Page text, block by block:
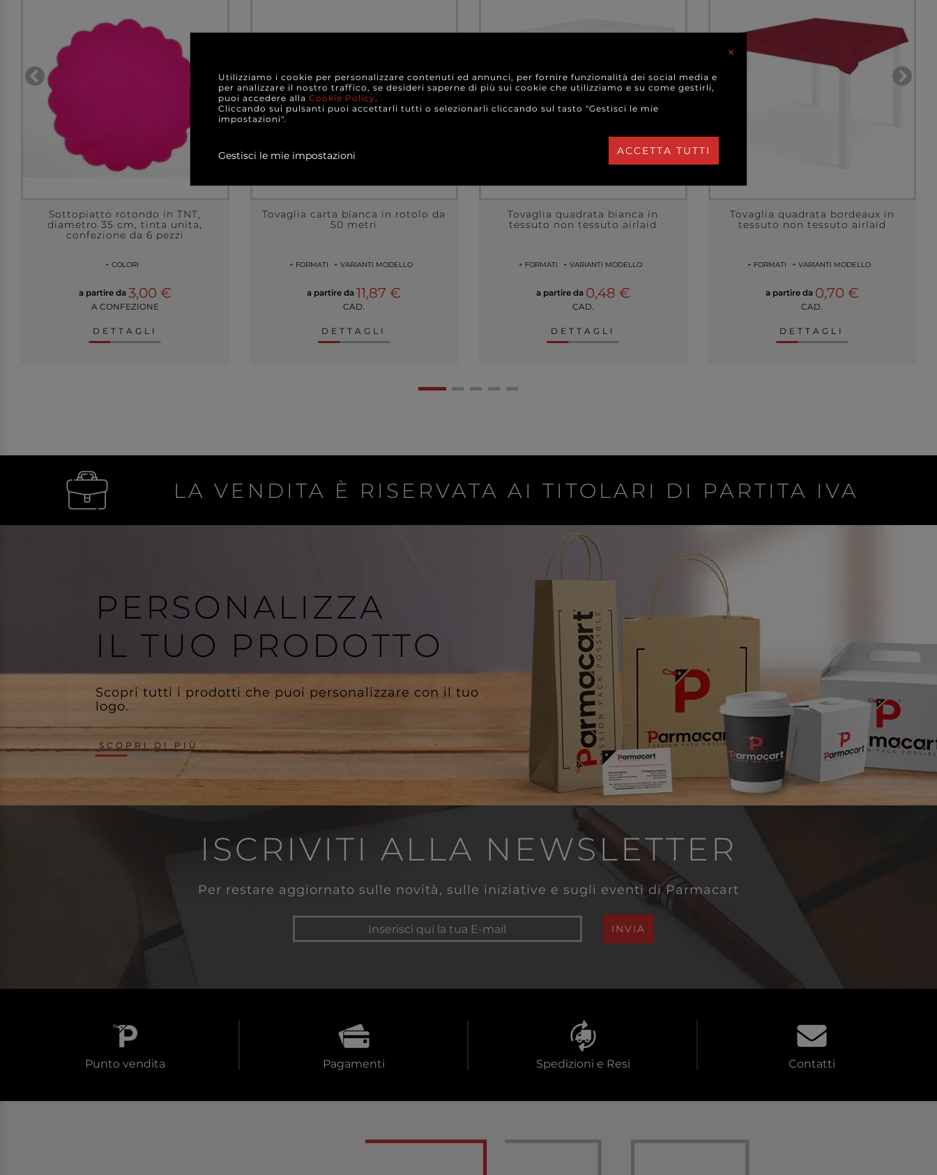
Sottopiatto rotondo in TNT,
diametro 35 cm, tinta unita,
confezione da 6 pezzi
+ COLORI
a partire da 3,00 €
A CONFEZIONE
DETTAGLI
Tovaglia carta bianca in rotolo da
50 metri
+ FORMATI + VARIANTI MODELLO
a partire da 11,87 €
CAD.
DETTAGLI
Tovaglia quadrata bianca in
tessuto non tessuto airlaid
+ FORMATI + VARIANTI MODELLO
a partire da 0,48 €
CAD.
DETTAGLI
Tovaglia quadrata bordeaux in
tessuto non tessuto airlaid
+ FORMATI + VARIANTI MODELLO
a partire da 0,70 €
CAD.
DETTAGLI
LA VENDITA È RISERVATA AI TITOLARI DI PARTITA IVA
PERSONALIZZA
IL TUO PRODOTTO
Scopri tutti i prodotti che puoi personalizzare con il tuo
logo.
SCOPRI DI PIÙ
ISCRIVITI ALLA NEWSLETTER
Per restare aggiornato sulle novità, sulle iniziative e sugli eventi di Parmacart
INVIA
Punto vendita Pagamenti Spedizioni e Resi Contatti
×
Utilizziamo i cookie per personalizzare contenuti ed annunci, per fornire funzionalità dei social media e
per analizzare il nostro traffico, se desideri saperne di più sui cookie che utilizziamo e su come gestirli,
puoi accedere alla Cookie Policy.
Cliccando sui pulsanti puoi accettarli tutti o selezionarli cliccando sul tasto "Gestisci le mie
impostazioni".
Gestisci le mie impostazioni ACCETTA TUTTI